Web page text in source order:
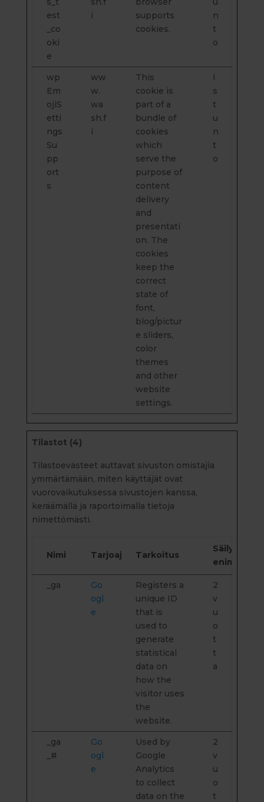
est
_co
oki
e
i
supports
cookies.
n
t
o
wp
Em
ojiS
etti
ngs
Su
pp
ort
s
ww
w.
wa
sh.f
i
This
cookie is
part of a
bundle of
cookies
which
serve the
purpose of
content
delivery
and
presentati
on. The
cookies
keep the
correct
state of
font,
blog/pictur
e sliders,
color
themes
and other
website
settings.
I
s
t
u
n
t
o
Tilastot (4)
Tilastoevästeet auttavat sivuston omistajia
ymmärtämään, miten käyttäjät ovat
vuorovaikutuksessa sivustojen kanssa,
keräämällä ja raportoimalla tietoja
nimettömästi.
Nimi Tarjoaja Tarkoitus
Säilytyksen
_ga
Go
ogl
e
Registers a
unique ID
that is
used to
generate
statistical
data on
how the
visitor uses
the
website.
2
v
u
o
t
t
a
_ga
_#
Go
ogl
e
Used by
Google
Analytics
to collect
data on the
2
v
u
o
t